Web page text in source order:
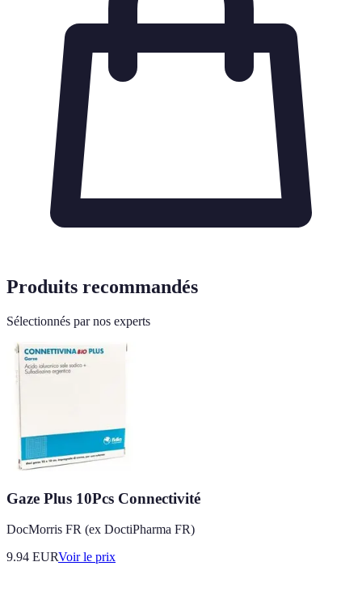
Produits recommandés
Sélectionnés par nos experts
Gaze Plus 10Pcs Connectivité
DocMorris FR (ex DoctiPharma FR)
9.94 EURVoir le prix